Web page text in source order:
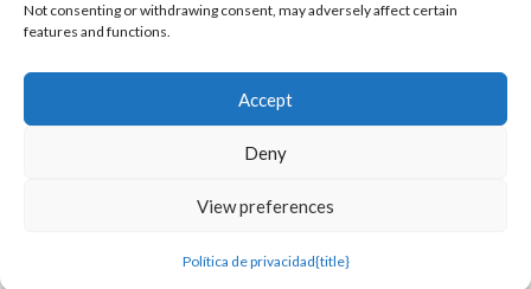
Not consenting or withdrawing consent, may adversely affect certain
features and functions.
Accept
Deny
View preferences
Política de privacidad{title}
Síguenos
©OratoWorld Media 2026. Todos los derechos reservados..